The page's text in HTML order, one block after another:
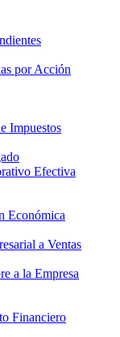
por Acción
Impuestos
Efectiva
Económica
a Ventas
a la Empresa
Financiero